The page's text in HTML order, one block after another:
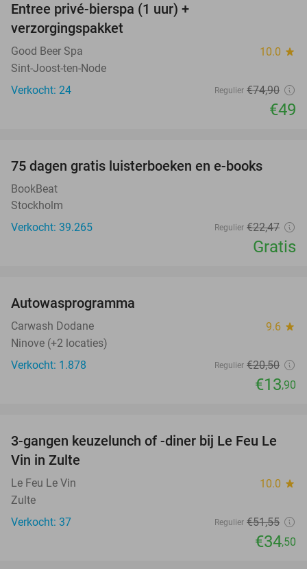
Entree privé-bierspa (1 uur) +
verzorgingspakket
Good Beer Spa 10.0 star
Sint-Joost-ten-Node
Verkocht: 24
Regulier €74,90
€49
75 dagen gratis luisterboeken en e-books
BookBeat
Stockholm
Verkocht: 39.265
Regulier €22,47
Gratis
Autowasprogramma
Carwash Dodane 9.6 star
Ninove (+2 locaties)
Verkocht: 1.878
Regulier €20,50
€13,90
33%
3-gangen keuzelunch of -diner bij Le Feu Le
Vin in Zulte
Le Feu Le Vin 10.0 star
Zulte
Verkocht: 37
Regulier €51,55
€34,50